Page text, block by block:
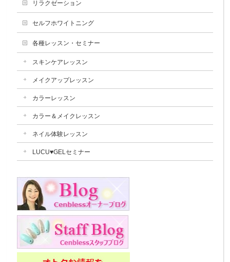
リラクゼーション
セルフホワイトニング
各種レッスン・セミナー
スキンケアレッスン
メイクアップレッスン
カラーレッスン
カラー＆メイクレッスン
ネイル体験レッスン
LUCU♥GELセミナー